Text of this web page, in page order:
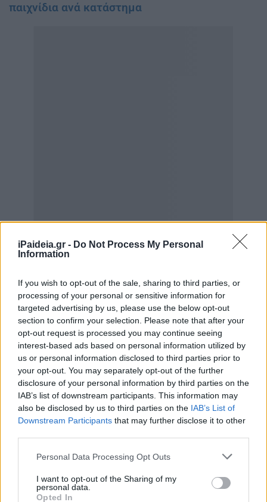
iPaideia.gr - Do Not Process My Personal
Information
If you wish to opt-out of the sale, sharing to third parties, or
processing of your personal or sensitive information for
targeted advertising by us, please use the below opt-out
section to confirm your selection. Please note that after your
opt-out request is processed you may continue seeing
interest-based ads based on personal information utilized by
us or personal information disclosed to third parties prior to
your opt-out. You may separately opt-out of the further
disclosure of your personal information by third parties on the
IAB’s list of downstream participants. This information may
also be disclosed by us to third parties on the IAB’s List of
Downstream Participants that may further disclose it to other
Please note that this website/app uses one or more Google
not limited to your visit or usage behaviour. You may click to
grant or deny consent to Google and its third-party tags to
Personal Data Processing Opt Outs
I want to opt-out of the Sharing of my
personal data.
Opted In
παιχνίδια ανά κατάστημα
Οι ενδιαφερόμενοι, πρέπει να συμπληρώσουν και να
υποβάλουν ηλεκτρονική αίτηση συμμετοχής με τα
απαιτούμενα δικαιολογητικά στην ιστοσελίδα του ΟΣΕ
Προσλήψεων του ΟΣΕ ΑΕ.
Η προθεσμία υποβολής των ηλεκτρονικών
αιτήσεων συμμετοχής στη